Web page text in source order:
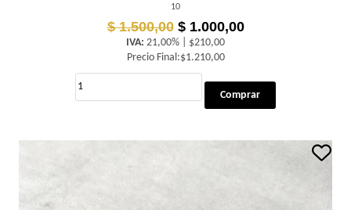
10
$ 1.500,00 $ 1.000,00
IVA: 21,00% | $210,00
Precio Final:$1.210,00